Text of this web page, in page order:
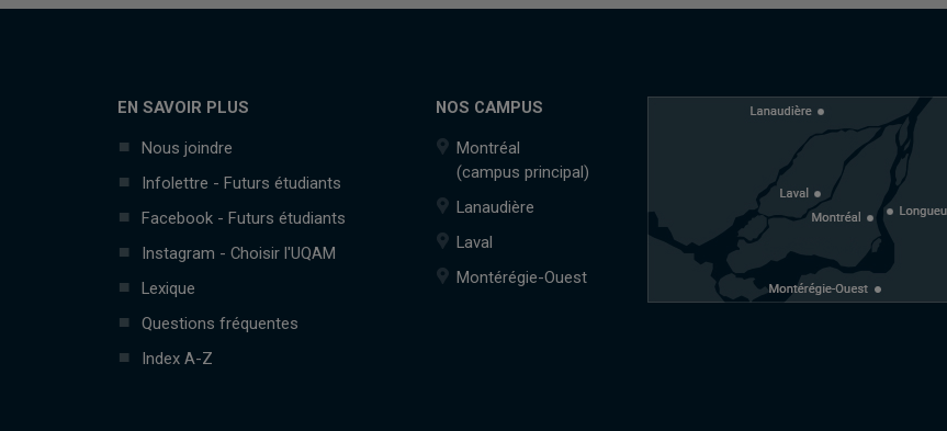
EN SAVOIR PLUS
Nous joindre
Infolettre - Futurs étudiants
Facebook - Futurs étudiants
Instagram - Choisir l'UQAM
Lexique
Questions fréquentes
Index A-Z
NOS CAMPUS
Montréal
(campus principal)
Lanaudière
Laval
Montérégie-Ouest